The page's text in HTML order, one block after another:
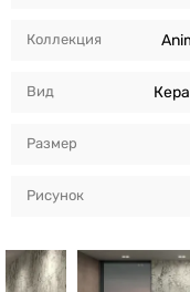
Коллекция
Вид
Размер
Рисунок